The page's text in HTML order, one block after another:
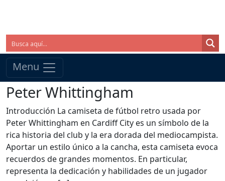
Menu
Peter Whittingham
Introducción La camiseta de fútbol retro usada por
Peter Whittingham en Cardiff City es un símbolo de la
rica historia del club y la era dorada del mediocampista.
Aportar un estilo único a la cancha, esta camiseta evoca
recuerdos de grandes momentos. En particular,
representa la dedicación y habilidades de un jugador